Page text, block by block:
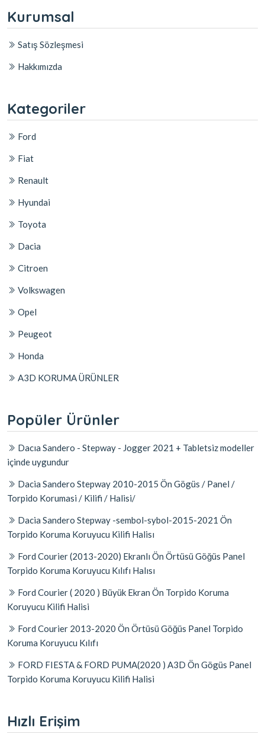
Kurumsal
Satış Sözleşmesi
Hakkımızda
Kategoriler
Ford
Fiat
Renault
Hyundai
Toyota
Dacia
Citroen
Volkswagen
Opel
Peugeot
Honda
A3D KORUMA ÜRÜNLER
Popüler Ürünler
Dacıa Sandero - Stepway - Jogger 2021 + Tabletsiz modeller
içinde uygundur
Dacia Sandero Stepway 2010-2015 Ön Gögüs / Panel /
Torpido Korumasi / Kilifi / Halisi/
Dacia Sandero Stepway -sembol-sybol-2015-2021 Ön
Torpido Koruma Koruyucu Kilifi Halisı
Ford Courier (2013-2020) Ekranlı Ön Örtüsü Göğüs Panel
Torpido Koruma Koruyucu Kılıfı Halısı
Ford Courier ( 2020 ) Büyük Ekran Ön Torpido Koruma
Koruyucu Kilifi Halisi
Ford Courier 2013-2020 Ön Örtüsü Göğüs Panel Torpido
Koruma Koruyucu Kılıfı
FORD FIESTA & FORD PUMA(2020 ) A3D Ön Gögüs Panel
Torpido Koruma Koruyucu Kilifi Halisi
Hızlı Erişim